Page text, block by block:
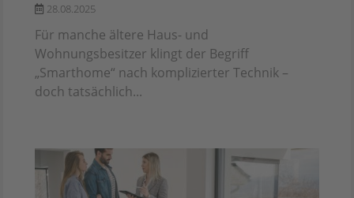
28.08.2025
Für manche ältere Haus- und
Wohnungsbesitzer klingt der Begriff
„Smarthome“ nach komplizierter Technik –
doch tatsächlich...